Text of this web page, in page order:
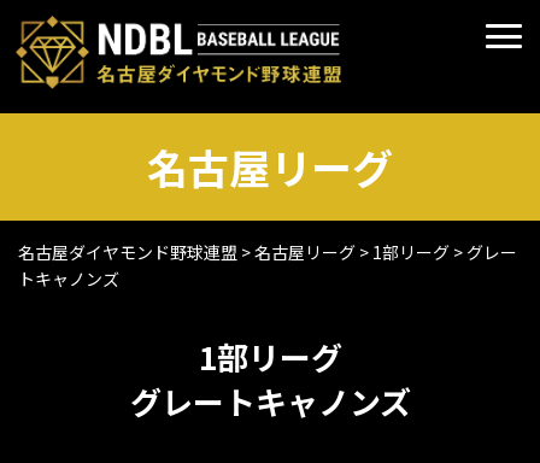
名古屋リーグ
名古屋ダイヤモンド野球連盟 >名古屋リーグ > 1部リーグ > グレー
トキャノンズ
1部リーグ
グレートキャノンズ